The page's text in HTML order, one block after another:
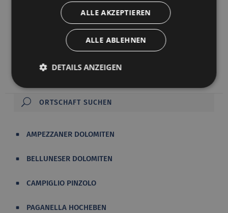
aufbewahrt werden. Kardinal Costantino Patrizi
brachte im Jahr 1845 diese Reliquie aus den
Katakomben von San Ciriaco in Rom nach Gera
und übergab sie der Baronin Cecilia Colissis
AMPEZZANER DOLOMITEN
BELLUNESER DOLOMITEN
CAMPIGLIO PINZOLO
PAGANELLA HOCHEBEN
ALLE AKZEPTIEREN
ALLE ABLEHNEN
DETAILS ANZEIGEN